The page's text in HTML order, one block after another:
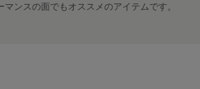
マンスの面でもオススメのアイテムです。